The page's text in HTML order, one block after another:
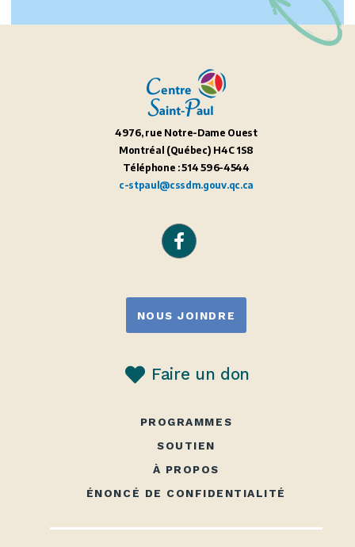
4976, rue Notre-Dame Ouest
Montréal (Québec) H4C 1S8
Téléphone : 514 596-4544
c-stpaul@cssdm.gouv.qc.ca
NOUS JOINDRE
Faire un don
PROGRAMMES
SOUTIEN
À PROPOS
ÉNONCÉ DE CONFIDENTIALITÉ